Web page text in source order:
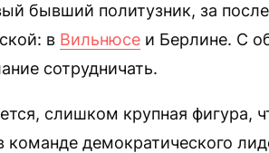
бывший политузник, за
в Вильнюсе и Берлине. С
сотрудничать.
слишком крупная фигура,
демократического